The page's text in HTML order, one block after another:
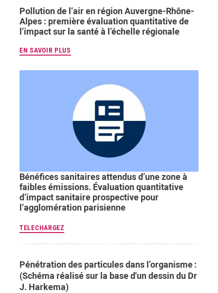
Pollution de l’air en région Auvergne-Rhône-
Alpes : première évaluation quantitative de
l’impact sur la santé à l’échelle régionale
EN SAVOIR PLUS
Bénéfices sanitaires attendus d’une zone à
faibles émissions. Évaluation quantitative
d’impact sanitaire prospective pour
l’agglomération parisienne
TELECHARGEZ
Pénétration des particules dans l’organisme :
(Schéma réalisé sur la base d'un dessin du Dr
J. Harkema)